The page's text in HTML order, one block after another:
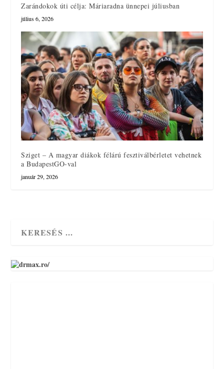
Zarándokok úti célja: Máriaradna ünnepei júliusban
július 6, 2026
Sziget – A magyar diákok félárú fesztiválbérletet vehetnek
a BudapestGO-val
január 29, 2026